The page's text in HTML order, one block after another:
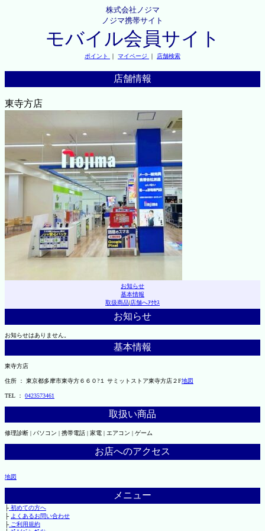
株式会社ノジマ
ノジマ携帯サイト
モバイル会員サイト
ポイント ｜ マイページ ｜ 店舗検索
店舗情報
東寺方店
お知らせ
基本情報
取扱商品|店舗へｱｸｾｽ
お知らせ
お知らせはありません。
基本情報
東寺方店
住所 ： 東京都多摩市東寺方６６０?１ サミットストア東寺方店２F地図
TEL ： 0423573461
取扱い商品
修理診断 | パソコン | 携帯電話 | 家電 | エアコン | ゲーム
お店へのアクセス
地図
メニュー
├初めての方へ
├ よくあるお問い合わせ
├ご利用規約